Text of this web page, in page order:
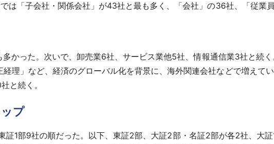
は「子会社・関係会社」が43社と最も多く、「会社」の36社、「従業員
かった。次いで、卸売業6社、サービス業他5社、情報通信業3社と続
理」など、経済のグローバル化を背景に、海外関連会社などで増えて
と続く。
プ
証1部9社の順だった。以下、東証2部、大証2部・名証2部が各2社、大